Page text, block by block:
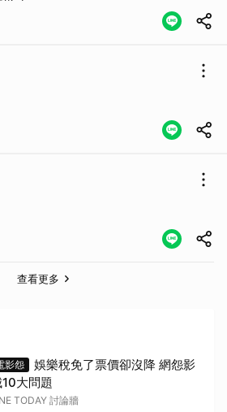
查看更多
影怨
娛樂稅免了票價卻沒降 網怨影
大問題
TODAY 討論牆